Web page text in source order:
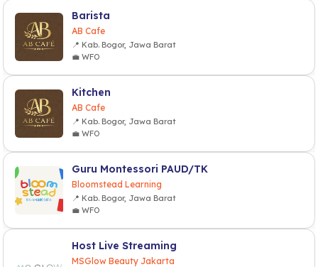
Barista
AB Cafe
📍 Kab. Bogor, Jawa Barat
💼 WFO
Kitchen
AB Cafe
📍 Kab. Bogor, Jawa Barat
💼 WFO
Guru Montessori PAUD/TK
Bloomstead Learning
📍 Kab. Bogor, Jawa Barat
💼 WFO
Host Live Streaming
MSGlow Beauty Jakarta